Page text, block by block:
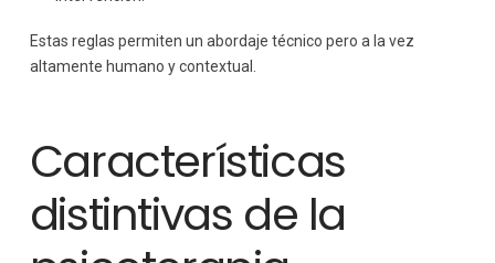
Estas reglas permiten un abordaje técnico pero a la vez
altamente humano y contextual.
Características
distintivas de la